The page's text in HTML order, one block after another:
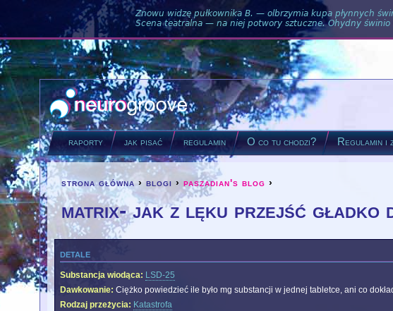
Znowu widzę pułkownika B. — olbrzymia kupa płynnych
Scena teatralna — na niej potwory sztuczne. Ohydny
raporty jak pisać regulamin O co tu chodzi? Regulamin i
you are here
strona główna ›blogi ›paszadian's blog ›
matrix- jak z lęku przejść gładko
detale
Substancja wiodąca: LSD-25
Dawkowanie: Ciężko powiedzieć ile było mg substancji w jednej tabletce, ani co
Rodzaj przeżycia: Katastrofa